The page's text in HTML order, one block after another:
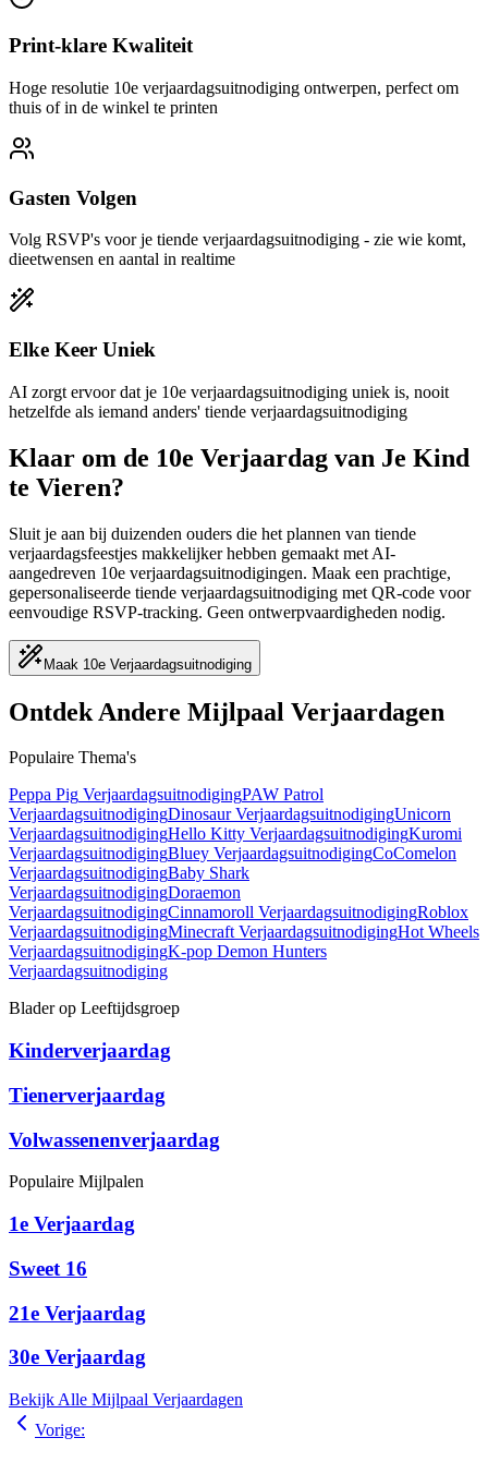
Print-klare Kwaliteit
Hoge resolutie 10e verjaardagsuitnodiging ontwerpen, perfect om
thuis of in de winkel te printen
Gasten Volgen
Volg RSVP's voor je tiende verjaardagsuitnodiging - zie wie komt,
dieetwensen en aantal in realtime
Elke Keer Uniek
AI zorgt ervoor dat je 10e verjaardagsuitnodiging uniek is, nooit
hetzelfde als iemand anders' tiende verjaardagsuitnodiging
Klaar om de 10e Verjaardag van Je Kind
te Vieren?
Sluit je aan bij duizenden ouders die het plannen van tiende
verjaardagsfeestjes makkelijker hebben gemaakt met AI-
aangedreven 10e verjaardagsuitnodigingen. Maak een prachtige,
gepersonaliseerde tiende verjaardagsuitnodiging met QR-code voor
eenvoudige RSVP-tracking. Geen ontwerpvaardigheden nodig.
Maak 10e Verjaardagsuitnodiging
Ontdek Andere Mijlpaal Verjaardagen
Populaire Thema's
Peppa Pig VerjaardagsuitnodigingPAW Patrol
VerjaardagsuitnodigingDinosaur VerjaardagsuitnodigingUnicorn
VerjaardagsuitnodigingHello Kitty VerjaardagsuitnodigingKuromi
VerjaardagsuitnodigingBluey VerjaardagsuitnodigingCoComelon
VerjaardagsuitnodigingBaby Shark
VerjaardagsuitnodigingDoraemon
VerjaardagsuitnodigingCinnamoroll VerjaardagsuitnodigingRoblox
VerjaardagsuitnodigingMinecraft VerjaardagsuitnodigingHot Wheels
VerjaardagsuitnodigingK-pop Demon Hunters
Verjaardagsuitnodiging
Blader op Leeftijdsgroep
Kinderverjaardag
Tienerverjaardag
Volwassenenverjaardag
Populaire Mijlpalen
1e Verjaardag
Sweet 16
21e Verjaardag
30e Verjaardag
Bekijk Alle Mijlpaal Verjaardagen
Vorige: